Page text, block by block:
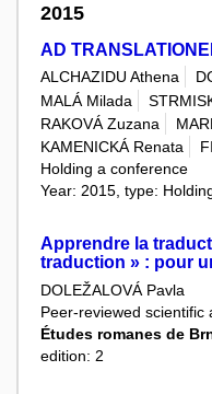
2015
AD
ALCHAZIDU Athena
MALÁ Milada
RAKOVÁ Zuzana
KAMENICKÁ Renata
Holding a conference
Year: 2015, type:
Apprendre la
traduction » : pour
DOLEŽALOVÁ Pavla
Peer-reviewed scientific
Études romanes de
edition: 2